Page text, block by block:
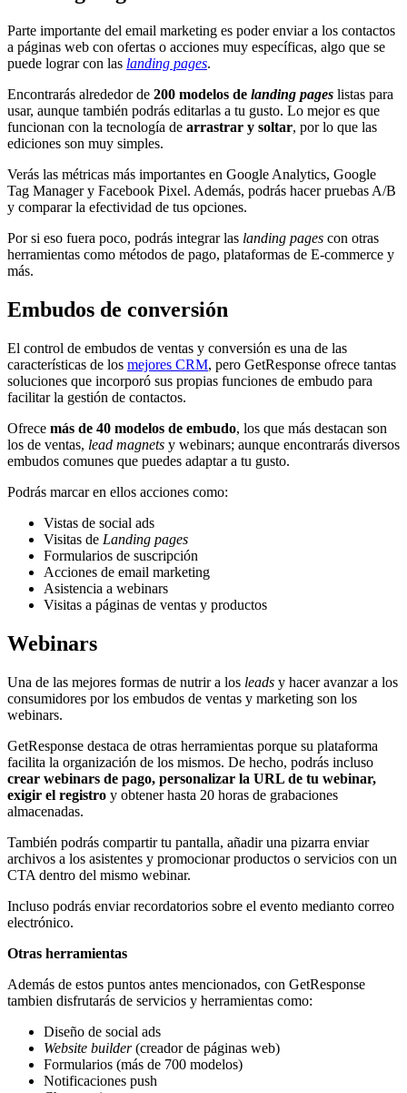
Parte importante del email marketing es poder enviar a los contactos
a páginas web con ofertas o acciones muy específicas, algo que se
puede lograr con las landing pages.
Encontrarás alrededor de 200 modelos de landing pages listas para
usar, aunque también podrás editarlas a tu gusto. Lo mejor es que
funcionan con la tecnología de arrastrar y soltar, por lo que las
ediciones son muy simples.
Verás las métricas más importantes en Google Analytics, Google
Tag Manager y Facebook Pixel. Además, podrás hacer pruebas A/B
y comparar la efectividad de tus opciones.
Por si eso fuera poco, podrás integrar las landing pages con otras
herramientas como métodos de pago, plataformas de E-commerce y
más.
Embudos de conversión
El control de embudos de ventas y conversión es una de las
características de los mejores CRM, pero GetResponse ofrece tantas
soluciones que incorporó sus propias funciones de embudo para
facilitar la gestión de contactos.
Ofrece más de 40 modelos de embudo, los que más destacan son
los de ventas, lead magnets y webinars; aunque encontrarás diversos
embudos comunes que puedes adaptar a tu gusto.
Podrás marcar en ellos acciones como:
Vistas de social ads
Visitas de Landing pages
Formularios de suscripción
Acciones de email marketing
Asistencia a webinars
Visitas a páginas de ventas y productos
Webinars
Una de las mejores formas de nutrir a los leads y hacer avanzar a los
consumidores por los embudos de ventas y marketing son los
webinars.
GetResponse destaca de otras herramientas porque su plataforma
facilita la organización de los mismos. De hecho, podrás incluso
crear webinars de pago, personalizar la URL de tu webinar,
exigir el registro y obtener hasta 20 horas de grabaciones
almacenadas.
También podrás compartir tu pantalla, añadir una pizarra enviar
archivos a los asistentes y promocionar productos o servicios con un
CTA dentro del mismo webinar.
Incluso podrás enviar recordatorios sobre el evento medianto correo
electrónico.
Otras herramientas
Además de estos puntos antes mencionados, con GetResponse
tambien disfrutarás de servicios y herramientas como:
Diseño de social ads
Website builder(creador de páginas web)
Formularios (más de 700 modelos)
Notificaciones push